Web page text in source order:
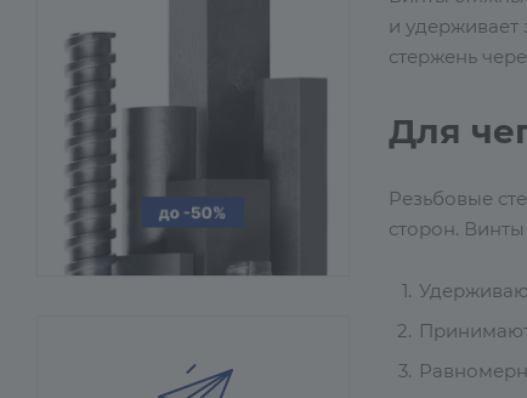
и удерживает
стержень
Для
Резьбовые
сторон.